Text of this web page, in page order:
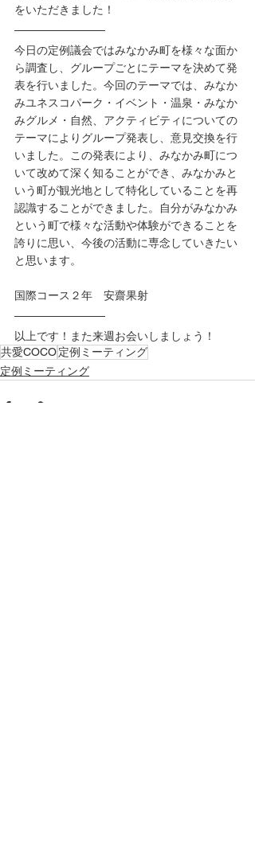
をいただきました！
今日の定例議会ではみなかみ町を様々な面か
ら調査し、グループごとにテーマを決めて発
表を行いました。今回のテーマでは、みなか
みユネスコパーク・イベント・温泉・みなか
みグルメ・自然、アクティビティについての
テーマによりグループ発表し、意見交換を行
いました。この発表により、みなかみ町につ
いて改めて深く知ることができ、みなかみと
いう町が観光地として特化していることを再
認識することができました。自分がみなかみ
という町で様々な活動や体験ができることを
誇りに思い、今後の活動に専念していきたい
と思います。
国際コース２年　安齋果射
以上です！また来週お会いしましょう！
共愛COCO定例ミーティング
定例ミーティング